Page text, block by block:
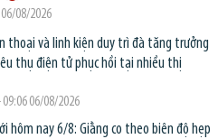
08/2026
thoại và linh kiện duy trì đà tăng trưởng
thụ điện tử phục hồi tại nhiều thị
09:06 06/08/2026
hôm nay 6/8: Giằng co theo biên độ hẹp